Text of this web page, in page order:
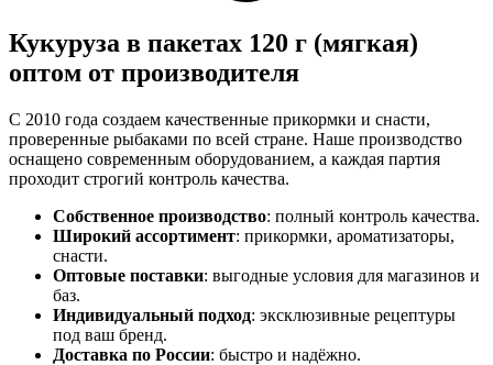
Кукуруза в пакетах 120 г (мягкая)
оптом от производителя
С 2010 года создаем качественные прикормки и снасти,
проверенные рыбаками по всей стране. Наше производство
оснащено современным оборудованием, а каждая партия
проходит строгий контроль качества.
Собственное производство: полный контроль качества.
Широкий ассортимент: прикормки, ароматизаторы,
снасти.
Оптовые поставки: выгодные условия для магазинов и
баз.
Индивидуальный подход: эксклюзивные рецептуры
под ваш бренд.
Доставка по России: быстро и надёжно.